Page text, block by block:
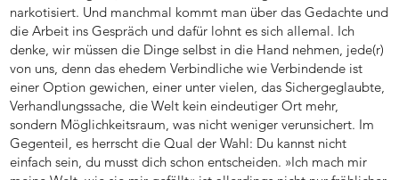
narkotisiert. Und manchmal kommt man über das Gedachte und
die Arbeit ins Gespräch und dafür lohnt es sich allemal. Ich
denke, wir müssen die Dinge selbst in die Hand nehmen, jede(r)
von uns, denn das ehedem Verbindliche wie Verbindende ist
einer Option gewichen, einer unter vielen, das Sichergeglaubte,
Verhandlungssache, die Welt kein eindeutiger Ort mehr,
sondern Möglichkeitsraum, was nicht weniger verunsichert. Im
Gegenteil, es herrscht die Qual der Wahl: Du kannst nicht
einfach sein, du musst dich schon entscheiden. »Ich mach mir